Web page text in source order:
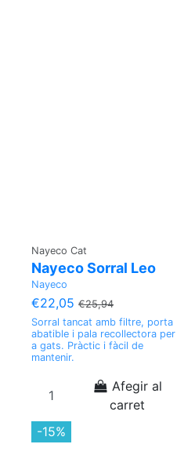
Nayeco Cat
Nayeco Sorral Leo
Nayeco
€22,05 €25,94
Sorral tancat amb filtre, porta
abatible i pala recollectora per
a gats. Pràctic i fàcil de
mantenir.
Afegir al
carret
-15%